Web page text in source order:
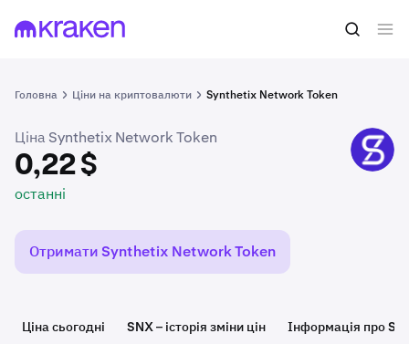
Головна Ціни на криптовалюти Synthetix Network Token
0,22 $ Купити SNX
Ціна Synthetix Network Token
0,22 $
останні
SNX
Отримати Synthetix Network Token
Ціна сьогодні SNX – історія зміни цін Інформація про